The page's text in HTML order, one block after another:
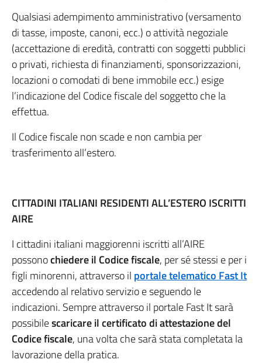
Qualsiasi adempimento amministrativo (versamento
di tasse, imposte, canoni, ecc.) o attività negoziale
(accettazione di eredità, contratti con soggetti pubblici
o privati, richiesta di finanziamenti, sponsorizzazioni,
locazioni o comodati di bene immobile ecc.) esige
l’indicazione del Codice fiscale del soggetto che la
effettua.
Il Codice fiscale non scade e non cambia per
trasferimento all’estero.
CITTADINI ITALIANI RESIDENTI ALL’ESTERO ISCRITTI
AIRE
I cittadini italiani maggiorenni iscritti all’AIRE
possonochiedereil Codice fiscale, per sé stessi e per i
figli minorenni, attraverso il portale telematico Fast It
accedendo al relativo servizio e seguendo le
indicazioni. Sempre attraverso il portale Fast It sarà
possibilescaricare il certificato di attestazione del
Codice fiscale, una volta che sarà stata completata la
lavorazione della pratica.